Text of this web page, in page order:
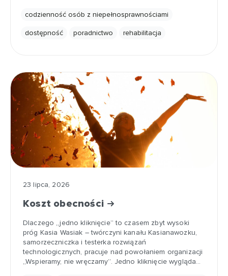
codzienność osób z niepełnosprawnościami
dostępność poradnictwo rehabilitacja
23 lipca, 2026
Koszt obecności
Dlaczego „jedno kliknięcie” to czasem zbyt wysoki
próg Kasia Wasiak – twórczyni kanału Kasianawozku,
samorzeczniczka i testerka rozwiązań
technologicznych, pracuje nad powołaniem organizacji
„Wspieramy, nie wręczamy”. Jedno kliknięcie wygląda…